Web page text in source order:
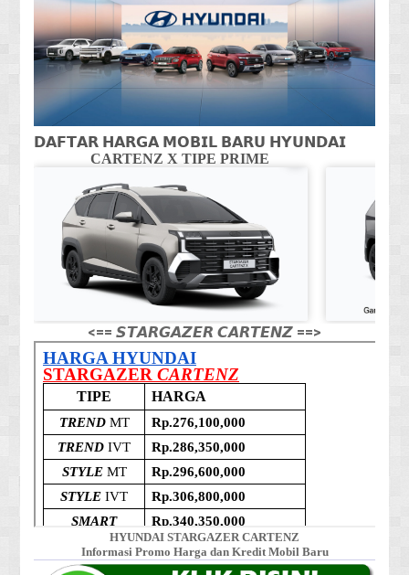
𝗗𝗔𝗙𝗧𝗔𝗥 𝗛𝗔𝗥𝗚𝗔 𝗠𝗢𝗕𝗜𝗟 𝗕𝗔𝗥𝗨 𝗛𝗬𝗨𝗡𝗗𝗔𝗜
CARTENZ X TIPE PRIME
<== 𝙎𝙏𝘼𝙍𝙂𝘼𝙕𝙀𝙍 𝘾𝘼𝙍𝙏𝙀𝙉𝙕 ==>
HYUNDAI STARGAZER CARTENZ
Informasi Promo Harga dan Kredit Mobil Baru